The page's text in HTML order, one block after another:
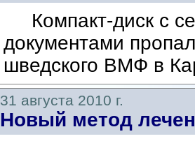
Компакт-диск с
документами
шведского ВМФ в
31 августа 2010 г.
Новый метод